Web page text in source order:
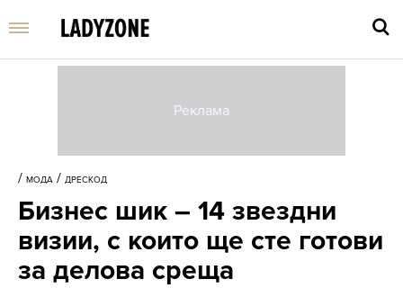
Enter
/ МОДА / ДРЕСКОД
Бизнес шик – 14 звездни
визии, с които ще сте готови
за делова среща